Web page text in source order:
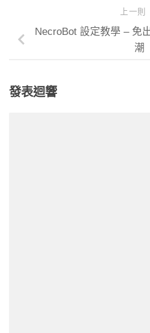
上一則
NecroBot 設定教學 – 免
潮
發表迴響